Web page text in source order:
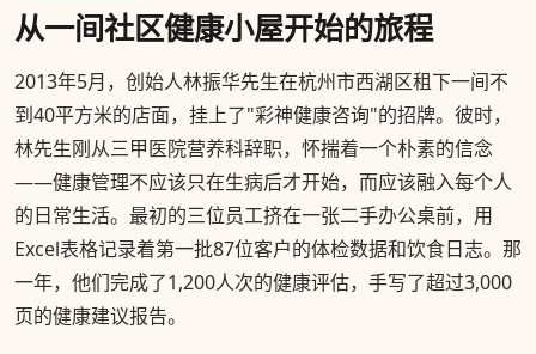
从一间社区健康小屋开始的旅程
2013年5月，创始人林振华先生在杭州市西湖区租下一间不
到40平方米的店面，挂上了"彩神健康咨询"的招牌。彼时，
林先生刚从三甲医院营养科辞职，怀揣着一个朴素的信念
——健康管理不应该只在生病后才开始，而应该融入每个人
的日常生活。最初的三位员工挤在一张二手办公桌前，用
Excel表格记录着第一批87位客户的体检数据和饮食日志。那
一年，他们完成了1,200人次的健康评估，手写了超过3,000
页的健康建议报告。